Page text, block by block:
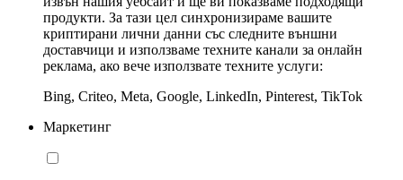
продукти. За тази цел синхронизираме вашите
криптирани лични данни със следните външни
доставчици и използваме техните канали за онлайн
реклама, ако вече използвате техните услуги:
Bing, Criteo, Meta, Google, LinkedIn, Pinterest, TikTok
Маркетинг